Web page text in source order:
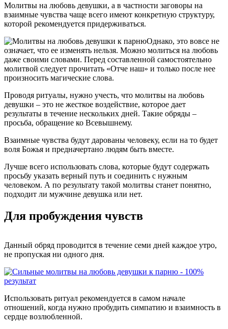
Молитвы на любовь девушки, а в частности заговоры на
взаимные чувства чаще всего имеют конкретную структуру,
которой рекомендуется придерживаться.
Однако, это вовсе не
означает, что ее изменять нельзя. Можно молиться на любовь
даже своими словами. Перед составленной самостоятельно
молитвой следует прочитать «Отче наш» и только после нее
произносить магические слова.
Проводя ритуалы, нужно учесть, что молитвы на любовь
девушки – это не жесткое воздействие, которое дает
результаты в течение нескольких дней. Такие обряды –
просьба, обращение ко Всевышнему.
Взаимные чувства будут дарованы человеку, если на то будет
воля Божья и предначертано людям быть вместе.
Лучше всего использовать слова, которые будут содержать
просьбу указать верный путь и соединить с нужным
человеком. А по результату такой молитвы станет понятно,
подходит ли мужчине девушка или нет.
Для пробуждения чувств
Данный обряд проводится в течение семи дней каждое утро,
не пропуская ни одного дня.
Использовать ритуал рекомендуется в самом начале
отношений, когда нужно пробудить симпатию и взаимность в
сердце возлюбленной.